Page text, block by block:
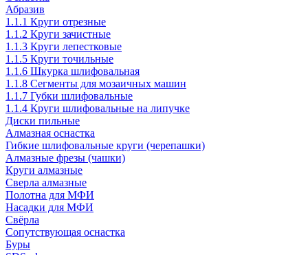
Абразив
1.1.1 Круги отрезные
1.1.2 Круги зачистные
1.1.3 Круги лепестковые
1.1.5 Круги точильные
1.1.6 Шкурка шлифовальная
1.1.8 Сегменты для мозаичных машин
1.1.7 Губки шлифовальные
1.1.4 Круги шлифовальные на липучке
Диски пильные
Алмазная оснастка
Гибкие шлифовальные круги (черепашки)
Алмазные фрезы (чашки)
Круги алмазные
Сверла алмазные
Полотна для МФИ
Насадки для МФИ
Свёрла
Сопутствующая оснастка
Буры